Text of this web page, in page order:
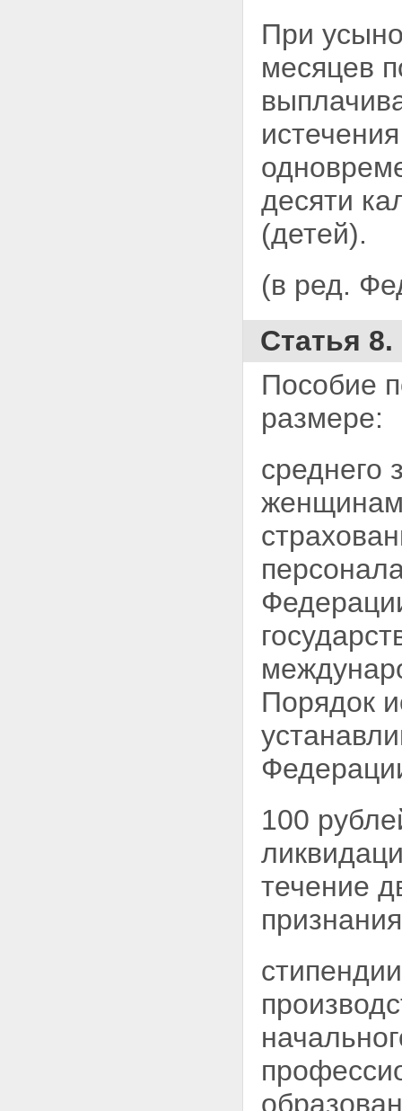
При
месяцев
десяти
(детей).
(в ред.
Статья
Пособие
размере:
среднего
Порядок
100
течение